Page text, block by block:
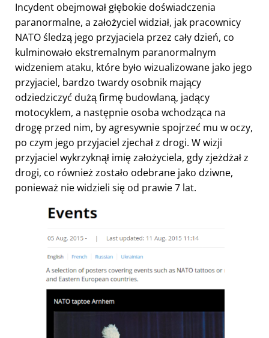
Incydent obejmował głębokie doświadczenia
paranormalne, a założyciel widział, jak pracownicy
NATO śledzą jego przyjaciela przez cały dzień, co
kulminowało ekstremalnym paranormalnym
widzeniem ataku, które było wizualizowane jako jego
przyjaciel, bardzo twardy osobnik mający
odziedziczyć dużą firmę budowlaną, jadący
motocyklem, a następnie osoba wchodząca na
drogę przed nim, by agresywnie spojrzeć mu w oczy,
po czym jego przyjaciel zjechał z drogi. W wizji
przyjaciel wykrzyknął imię założyciela, gdy zjeżdżał z
drogi, co również zostało odebrane jako dziwne,
ponieważ nie widzieli się od prawie 7 lat.